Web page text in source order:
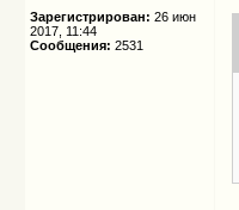
Зарегистрирован: 26 июн
2017, 11:44
Сообщения: 2531